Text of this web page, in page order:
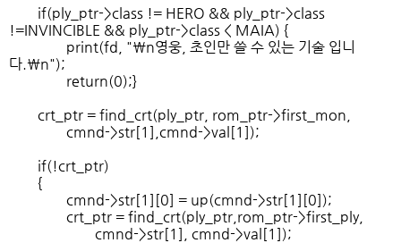
if(ply_ptr->class != HERO && ply_ptr->class
!=INVINCIBLE && ply_ptr->class < MAIA) {
print(fd, "\n영웅, 초인만 쓸 수 있는 기술 입니
다.\n");
return(0);}
crt_ptr = find_crt(ply_ptr, rom_ptr->first_mon,
cmnd->str[1],cmnd->val[1]);
if(!crt_ptr)
{
cmnd->str[1][0] = up(cmnd->str[1][0]);
crt_ptr = find_crt(ply_ptr,rom_ptr->first_ply,
cmnd->str[1], cmnd->val[1]);